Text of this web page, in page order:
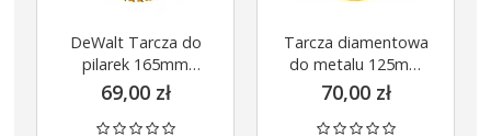
DeWalt Tarcza do
pilarek 165mm
x20mm 40z
DT10301-QZ
69,00 zł
Tarcza diamentowa
do metalu 125mm
DeWalt DT40252-QZ
70,00 zł